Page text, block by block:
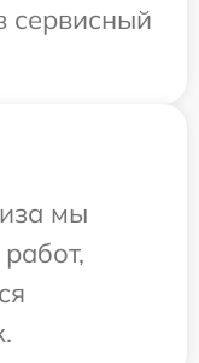
сервисный
мы